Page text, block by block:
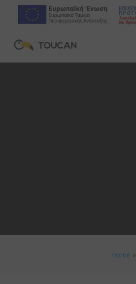
Home »